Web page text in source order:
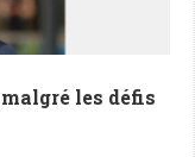
les défis